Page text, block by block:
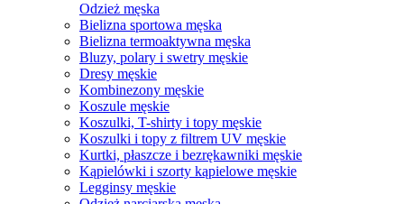
Odzież męska
Bielizna sportowa męska
Bielizna termoaktywna męska
Bluzy, polary i swetry męskie
Dresy męskie
Kombinezony męskie
Koszule męskie
Koszulki, T-shirty i topy męskie
Koszulki i topy z filtrem UV męskie
Kurtki, płaszcze i bezrękawniki męskie
Kąpielówki i szorty kąpielowe męskie
Legginsy męskie